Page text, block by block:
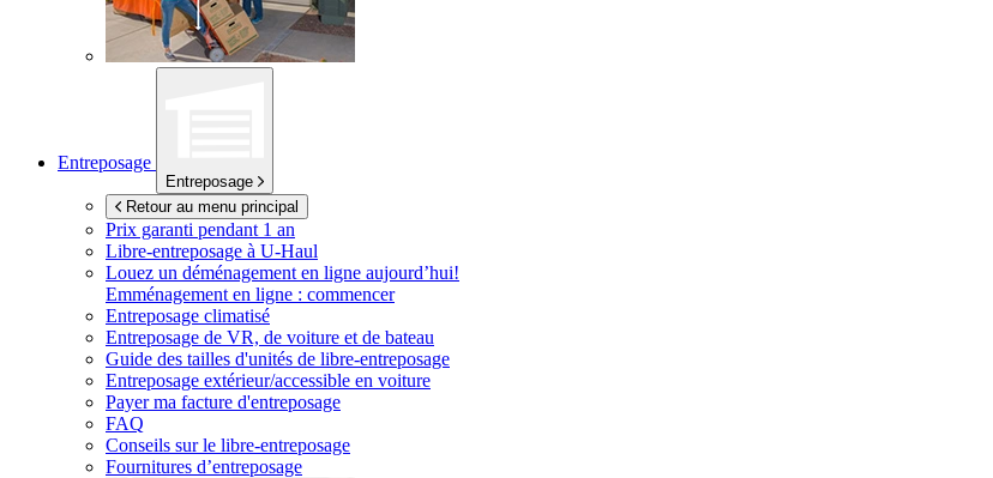
Entreposage
Entreposage
Retour au menu principal
Prix garanti pendant 1 an
Libre-entreposage à U-Haul
Louez un déménagement en ligne aujourd’hui!
Emménagement en ligne : commencer
Entreposage climatisé
Entreposage de VR, de voiture et de bateau
Guide des tailles d'unités de libre-entreposage
Entreposage extérieur/accessible en voiture
Payer ma facture d'entreposage
FAQ
Conseils sur le libre-entreposage
Fournitures d’entreposage